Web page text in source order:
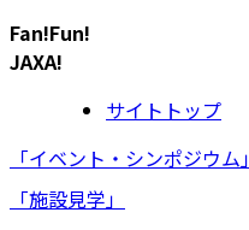
Fan!Fun!
JAXA!
サイトトップ
「イベント・シンポジウム」
「施設見学」